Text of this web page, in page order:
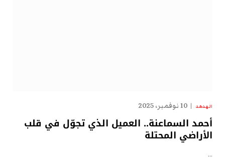
الهدهد 10 نوفمبر، 2025
أحمد السماعنة.. العميل الذي تجوّل في قلب
الأراضي المحتلة
…